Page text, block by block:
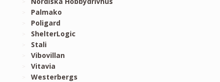
Palmako
Poligard
ShelterLogic
Stali
Vibovillan
Vitavia
Westerbergs